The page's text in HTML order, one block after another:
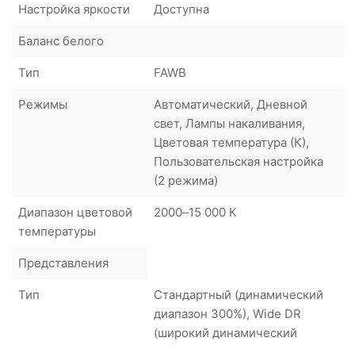
Настройка яркости Доступна
Баланс белого
Тип FAWB
Режимы
Автоматический, Дневной
свет, Лампы накаливания,
Цветовая температура (К),
Пользовательская настройка
(2 режима)
Диапазон цветовой
температуры
2000–15 000 К
Представления
Тип
Стандартный (динамический
диапазон 300%), Wide DR
(широкий динамический